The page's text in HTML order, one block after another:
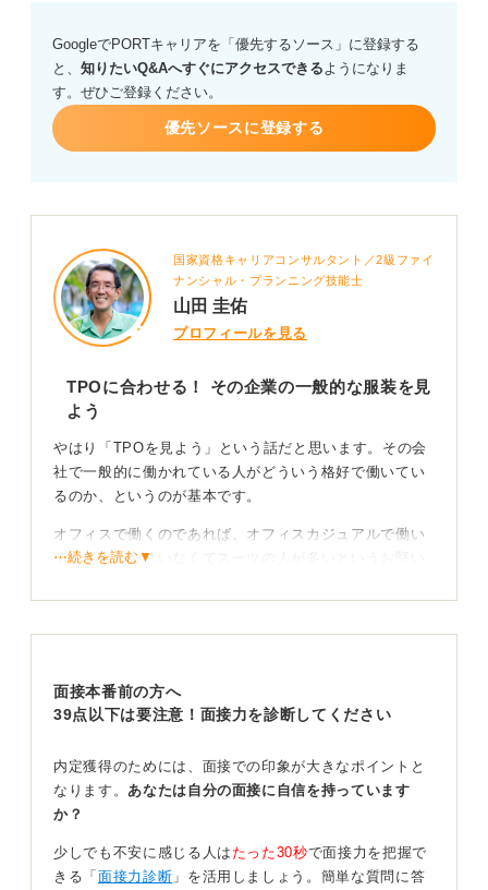
GoogleでPORTキャリアを「優先するソース」に登録する
と、 知りたいQ&Aへすぐにアクセスできるようになりま
す。ぜひご登録ください。
優先ソースに登録する
国家資格キャリアコンサルタント／2級ファイ
ナンシャル・プランニング技能士
山田 圭佑
プロフィールを見る
TPOに合わせる！ その企業の一般的な服装を見
よう
やはり「TPOを見よう」という話だと思います。その会
社で一般的に働かれている人がどういう格好で働いてい
るのか、というのが基本です。
オフィスで働くのであれば、オフィスカジュアルで働い
ている人が全然いなくてスーツの人が多いというお堅い
自分をPRする服装もあり！ 不安ならスーツを着よう
自分のおしゃれに自信があって、オフィスカジュアルの
ほうが見せたほうが自分の価値が上がる、印象が上がる
行ってほしいです。
しかし、面接はやはりフォーマルな場になりますから、
できる限り無難な意味ではスーツが良いという回答には
なります。
不安なのであればスーツで、自分の将来働いている姿を
⋯続きを読む▼
面接本番前の方へ
39点以下は要注意！面接力を診断してください
内定獲得のためには、面接での印象が大きなポイントと
なります。 あなたは自分の面接に自信を持っています
か？
少しでも不安に感じる人は たった30秒で面接力を把握で
きる「 面接力診断 」を活用しましょう。簡単な質問に答